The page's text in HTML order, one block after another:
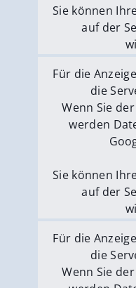
Sie können
auf der
Externe
Für die
die
Wenn Sie
werden
Sie können
auf der
Externe
Für die
die
Wenn Sie